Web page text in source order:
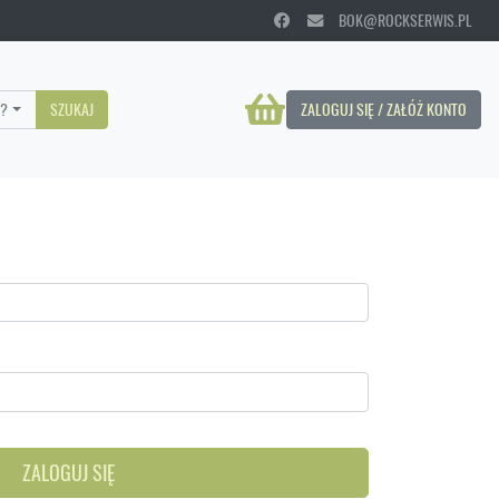
BOK@ROCKSERWIS.PL
ZALOGUJ SIĘ / ZAŁÓŻ KONTO
SZUKAJ
ZALOGUJ SIĘ